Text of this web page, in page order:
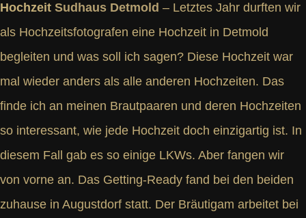
Hochzeit Sudhaus Detmold – Letztes Jahr durften wir
als Hochzeitsfotografen eine Hochzeit in Detmold
begleiten und was soll ich sagen? Diese Hochzeit war
mal wieder anders als alle anderen Hochzeiten. Das
finde ich an meinen Brautpaaren und deren Hochzeiten
so interessant, wie jede Hochzeit doch einzigartig ist. In
diesem Fall gab es so einige LKWs. Aber fangen wir
von vorne an. Das Getting-Ready fand bei den beiden
zuhause in Augustdorf statt. Der Bräutigam arbeitet bei